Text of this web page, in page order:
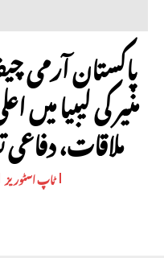
پاکستان آرمی
منیر کی لیبیا
ملاقات،
ٹاپ اسٹوریز